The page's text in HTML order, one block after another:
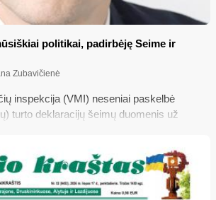
politikai, padirbėję Seime ir
Zubavičienė
inspekcija (VMI) neseniai paskelbė
turto deklaracijų šeimų duomenis už
mūsų rajono tarybos nariai
Edvinas Grikšas, Povilas Saulevičius ir
tais metais ėję Seimo nario,
bei jų biuro patarėjų pareigas...